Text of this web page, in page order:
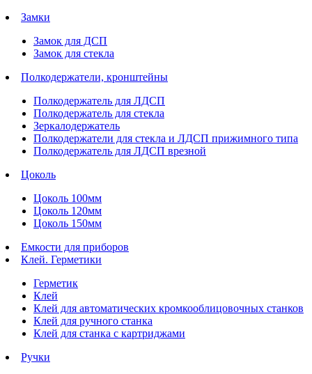
Замки
Замок для ДСП
Замок для стекла
Полкодержатели, кронштейны
Полкодержатель для ЛДСП
Полкодержатель для стекла
Зеркалодержатель
Полкодержатели для стекла и ЛДСП прижимного типа
Полкодержатель для ЛДСП врезной
Цоколь
Цоколь 100мм
Цоколь 120мм
Цоколь 150мм
Емкости для приборов
Клей. Герметики
Герметик
Клей
Клей для автоматических кромкооблицовочных станков
Клей для ручного станка
Клей для станка с картриджами
Ручки